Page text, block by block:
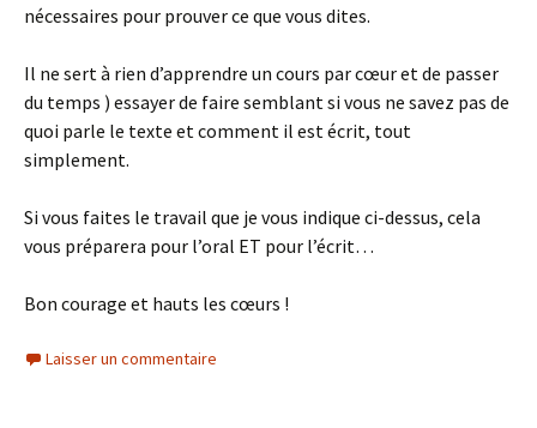
nécessaires pour prouver ce que vous dites.
Il ne sert à rien d’apprendre un cours par cœur et de passer
du temps ) essayer de faire semblant si vous ne savez pas de
quoi parle le texte et comment il est écrit, tout
simplement.
Si vous faites le travail que je vous indique ci-dessus, cela
vous préparera pour l’oral ET pour l’écrit…
Bon courage et hauts les cœurs !
Laisser un commentaire